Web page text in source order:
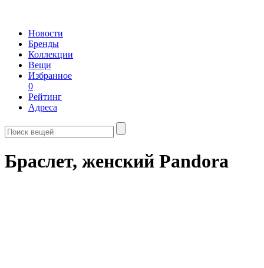
Новости
Бренды
Коллекции
Вещи
Избранное
0
Рейтинг
Адреса
Браслет, женский Pandora